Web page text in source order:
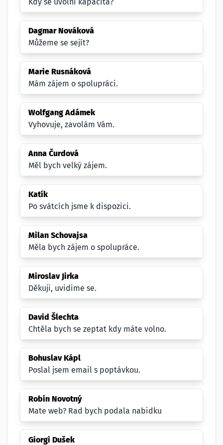
Dagmar Nováková
Můžeme se sejít?
Marie Rusnáková
Mám zájem o spolupráci.
Wolfgang Adámek
Vyhovuje, zavolám Vám.
Anna Čurdová
Měl bych velký zájem.
Katík
Po svátcích jsme k dispozici.
Milan Schovajsa
Měla bych zájem o spolupráce.
Miroslav Jirka
Děkuji, uvidime se.
David Šlechta
Chtěla bych se zeptat kdy máte volno.
Bohuslav Kápl
Poslal jsem email s poptávkou.
Robin Novotný
Mate web? Rad bych podala nabidku
Giorgi Dušek